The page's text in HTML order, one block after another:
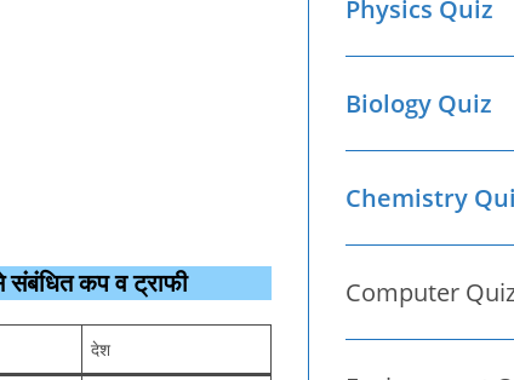
कप व ट्राफी
देश
Physics Quiz
Biology Quiz
Chemistry
Computer